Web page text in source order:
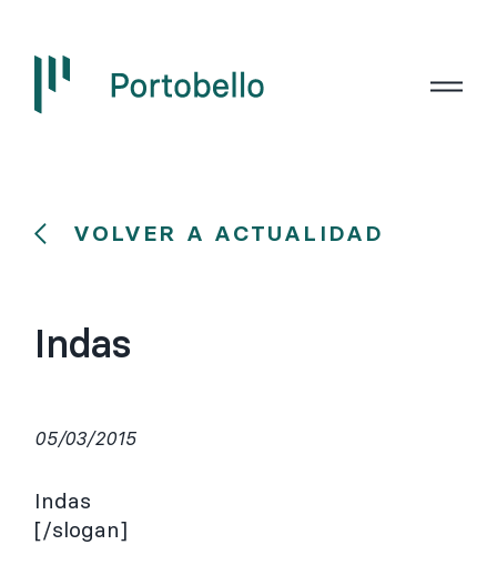
VOLVER A ACTUALIDAD
Indas
05/03/2015
Indas
[/slogan]